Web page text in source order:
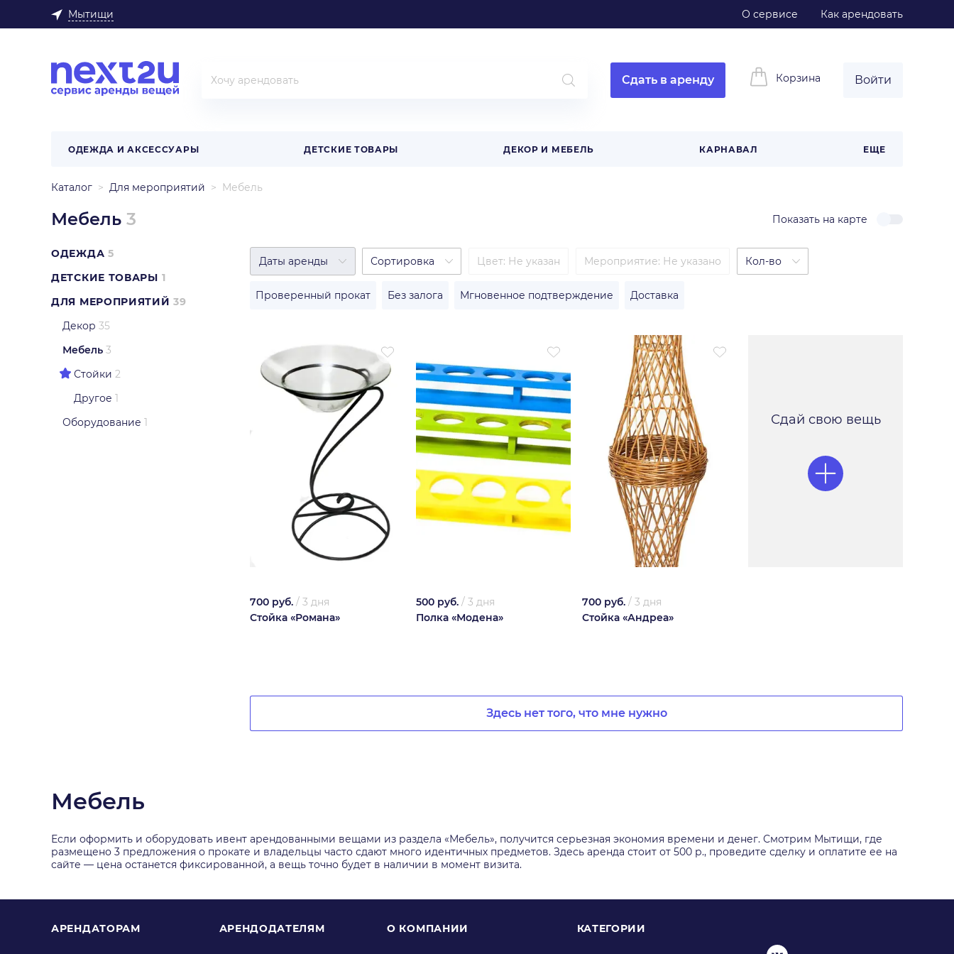
Мытищи О сервисе Как арендовать
Сдать в аренду Корзина Войти
ОДЕЖДА И АКСЕССУАРЫ ДЕТСКИЕ ТОВАРЫ ДЕКОР И МЕБЕЛЬ КАРНАВАЛ ЕЩЕ
Каталог Для мероприятий Мебель
Мебель 3 Показать на карте
ОДЕЖДА 5
ДЕТСКИЕ ТОВАРЫ 1
ДЛЯ МЕРОПРИЯТИЙ 39
Декор 35
Мебель 3
Стойки 2
Другое 1
Оборудование 1
Даты аренды Сортировка Цвет: Не указан Мероприятие: Не указано Кол-во
Проверенный прокат Без залога Мгновенное подтверждение Доставка
700 руб. / 3 дня
Стойка «Романа»
500 руб. / 3 дня
Полка «Модена»
700 руб. / 3 дня
Стойка «Андреа»
Сдай свою вещь
Здесь нет того, что мне нужно
Мебель
Если оформить и оборудовать ивент арендованными вещами из раздела «Мебель», получится серьезная экономия времени и денег. Смотрим Мытищи, где
размещено 3 предложения о прокате и владельцы часто сдают много идентичных предметов. Здесь аренда стоит от 500 р., проведите сделку и оплатите ее на
сайте — цена останется фиксированной, а вещь точно будет в наличии в момент визита.
АРЕНДАТОРАМ АРЕНДОДАТЕЛЯМ О КОМПАНИИ КАТЕГОРИИ